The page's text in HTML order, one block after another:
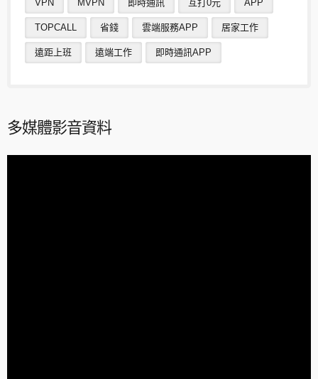
VPN MVPN 即時通訊 互打0元 APP
TOPCALL 省錢 雲端服務APP 居家工作
遠距上班 遠端工作 即時通訊APP
多媒體影音資料